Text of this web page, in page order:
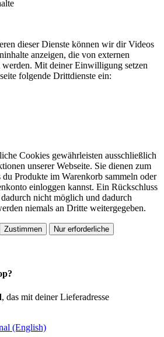
dieser Dienste können wir dir Videos
anzeigen, die von externen
werden. Mit deiner Einwilligung setzen
folgende Drittdienste ein:
Cookies gewährleisten ausschließlich
unserer Webseite. Sie dienen zum
du Produkte im Warenkorb sammeln oder
einloggen kannst. Ein Rückschluss
nicht möglich und dadurch
niemals an Dritte weitergegeben.
Zustimmen Nur erforderliche
, das mit deiner Lieferadresse
(English)